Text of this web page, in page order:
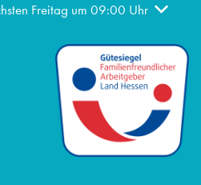
oder Schließzeiten
Freitag um 09:00 Uhr